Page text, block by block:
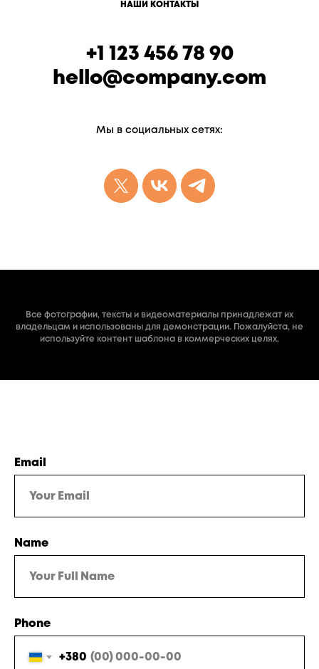
НАШИ КОНТАКТЫ
+1 123 456 78 90
hello@company.com
Мы в социальных сетях:
Все фотографии, тексты и видеоматериалы принадлежат их
владельцам и использованы для демонстрации. Пожалуйста, не
используйте контент шаблона в коммерческих целях.
Email
Name
Phone
+380